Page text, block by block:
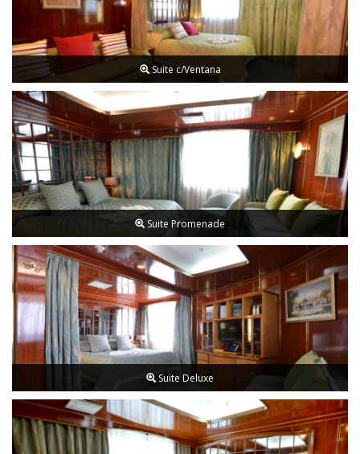
Suite c/Ventana
Suite Promenade
Suite Deluxe